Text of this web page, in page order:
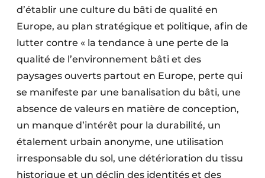
Façades
Infrastructures souterraines et égouttage
Protection solaire
Rénovation
Sécurité incendie
d’établir une culture du bâti de qualité en
Europe, au plan stratégique et politique, afin de
lutter contre « la tendance à une perte de la
qualité de l’environnement bâti et des
paysages ouverts partout en Europe, perte qui
se manifeste par une banalisation du bâti, une
absence de valeurs en matière de conception,
un manque d’intérêt pour la durabilité, un
étalement urbain anonyme, une utilisation
irresponsable du sol, une détérioration du tissu
historique et un déclin des identités et des